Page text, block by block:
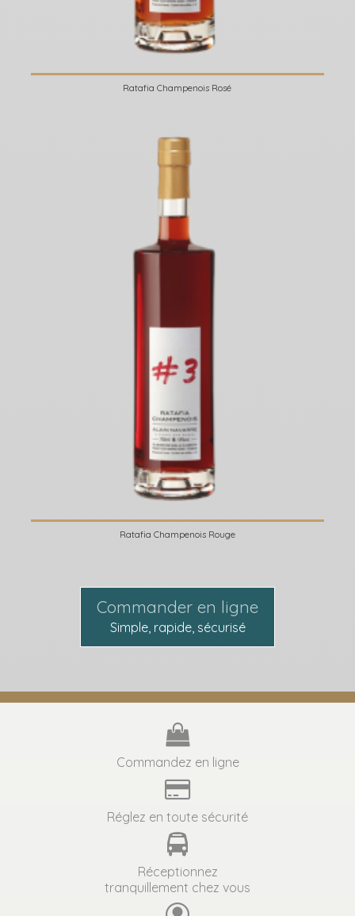
Ratafia Champenois Rosé
Ratafia Champenois Rouge
Commander en ligne
Simple, rapide, sécurisé
Commandez en ligne
Réglez en toute sécurité
Réceptionnez
tranquillement chez vous